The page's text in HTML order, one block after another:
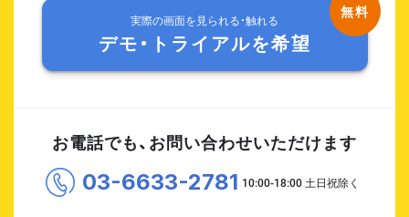
実際の画面を見られる・触れる
デモ・トライアルを希望
お電話でも、お問い合わせいただけます
03-6633-2781